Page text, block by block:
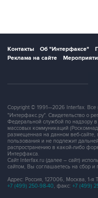
Контакты Об "Интерфаксе"
Реклама на сайте
Copyright © 1991—2026 Interfax.
"Интерфакс.ру". Свидетельство о
Федеральной службой по надзору
массовых коммуникаций
размещенная на данном веб-сайте,
пользования и не подлежит
распространению в какой-либо
Интерфакса.
Сайт Interfax.ru (далее – сайт)
сайтом, Вы соглашаетесь на сбор
Адрес: Россия, 127006, Москва, 1-я
+7 (499) 250-98-40, факс: +7 (499)